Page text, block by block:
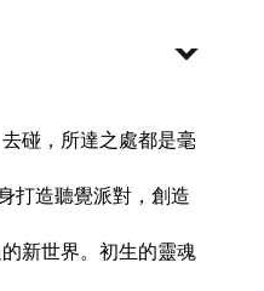
碰，所達之處都是毫
打造聽覺派對，創造
新世界。初生的靈魂